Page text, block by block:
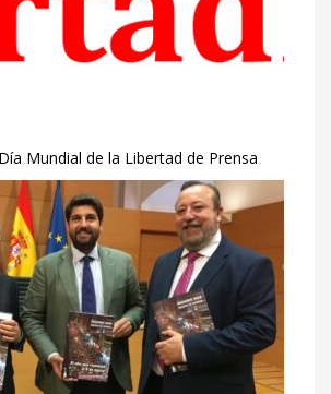
Mundial de la Libertad de Prensa